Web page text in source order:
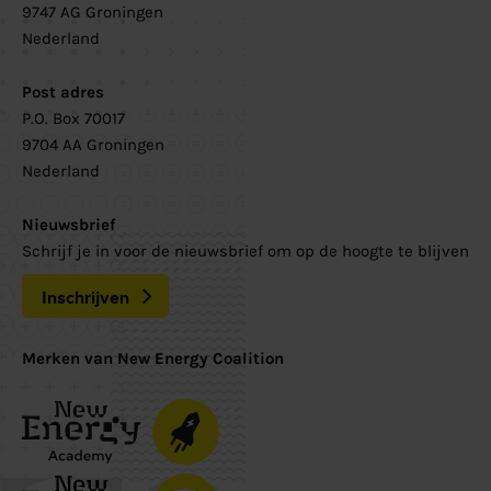
9747 AG Groningen
Nederland
Post adres
P.O. Box 70017
9704 AA Groningen
Nederland
Nieuwsbrief
Schrijf je in voor de nieuwsbrief om op de hoogte te blijven
Inschrijven
Merken van New Energy Coalition